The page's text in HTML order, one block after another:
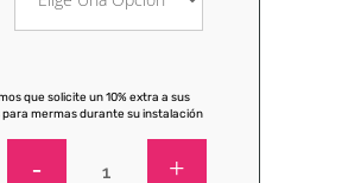
que solicite un 10% extra a sus
mermas durante su instalación